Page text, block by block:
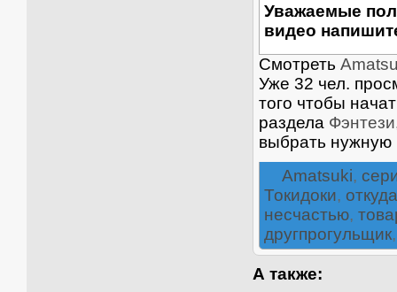
Уважаемые
видео
Смотреть
Уже 32 чел.
того чтобы
раздела Фэнтези
выбрать
Amatsuki,
Токидоки, откуда
несчастью,
другпрогульщик
А также: